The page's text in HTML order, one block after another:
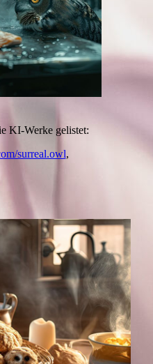
KI-Werke gelistet:
surreal.owl,